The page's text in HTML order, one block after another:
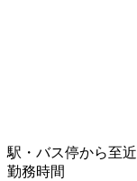
駅・バス停から至近
勤務時間